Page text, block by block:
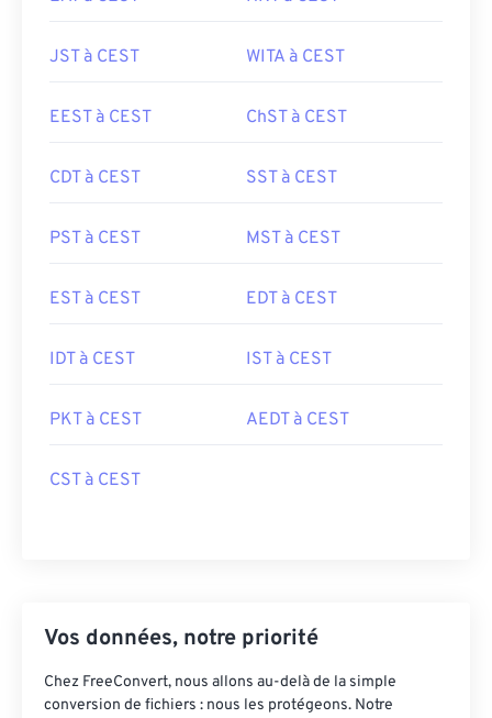
JST à CEST WITA à CEST
EEST à CEST ChST à CEST
CDT à CEST SST à CEST
PST à CEST MST à CEST
EST à CEST EDT à CEST
IDT à CEST IST à CEST
PKT à CEST AEDT à CEST
CST à CEST
Vos données, notre priorité
Chez FreeConvert, nous allons au-delà de la simple
conversion de fichiers : nous les protégeons. Notre